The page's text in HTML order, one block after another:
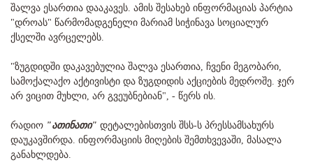
შალვა ესართია დააკავეს. ამის შესახებ ინფორმაციას პარტია
"დროას" წარმომადგენელი მარიამ სიჭინავა სოციალურ
ქსელში ავრცელებს.
"ზუგდიდში დაკავებულია შალვა ესართია, ჩვენი მეგობარი,
სამოქალაქო აქტივისტი და ზუგდიდის აქციების მედროშე. ჯერ
არ ვიცით მუხლი, არ გვეუბნებიან", - წერს ის.
რადიო "ათინათი" დეტალებისთვის შსს-ს პრესსამსახურს
დაუკავშირდა. ინფორმაციის მიღების შემთხვევაში, მასალა
განახლდება.